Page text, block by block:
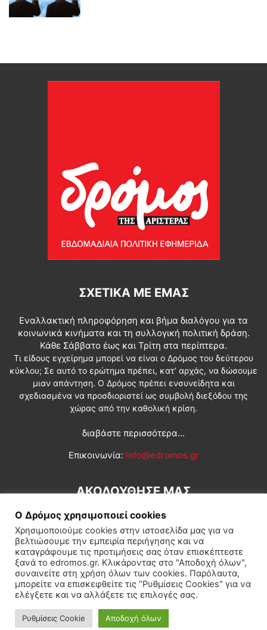
ΣΧΕΤΙΚΆ ΜΕ ΕΜΆΣ
Εναλλακτική πληροφόρηση και βήμα διαλόγου για τα
κοινωνικά κινήματα και τη συλλογική πολιτική δράση.
Κάθε Σάββατο έως και Τρίτη στα περίπτερα.
Τι είδους εγχείρημα μπορεί να είναι ο Δρόμος του δεύτερου
κύκλου; Σε αυτό το ερώτημα πρέπει, κατ’ αρχάς, να δώσουμε
μιαν απάντηση. Ο Δρόμος πρέπει ενσυνείδητα και
σχεδιασμένα να προσδιοριστεί ως συμβολή διεξόδου της
χώρας από την καθολική κρίση.
διαβάστε περισσότερα...
Επικοινωνία: info@edromos.gr
ΑΚΟΛΟΥΘΗΣΕ ΜΑΣ
Εγγραφή συνδρομητή Πολιτική Διεθνή Κοινωνία
Πολιτισμός Αφιερώματα
Ο Δρόμος χρησιμοποιεί cookies
Χρησιμοποιούμε cookies στην ιστοσελίδα μας για να
βελτιώσουμε την εμπειρία περιήγησης και να
καταγράφουμε τις προτιμήσεις σας όταν επισκέπτεστε
ξανά το edromos.gr. Κλικάροντας στο "Αποδοχή όλων",
συναινείτε στη χρήση όλων των cookies. Παρόλαυτα,
μπορείτε να επισκεφθείτε τις "Ρυθμίσεις Cookies" για να
ελέγξετε και να αλλάξετε τις επιλογές σας.
Ρυθμίσεις Cookie Αποδοχή όλων